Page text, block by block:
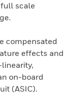
scale
compensated
effects and
on-board
(ASIC).